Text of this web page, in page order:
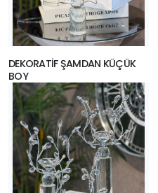
DEKORATİF ŞAMDAN KÜÇÜK
BOY